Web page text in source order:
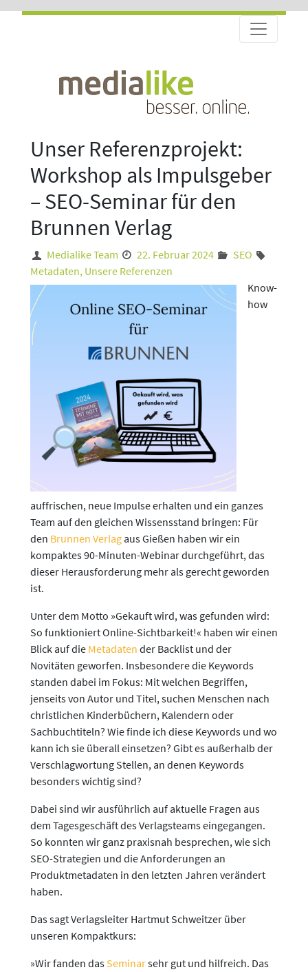
Unser Referenzprojekt:
Workshop als Impulsgeber
– SEO-Seminar für den
Brunnen Verlag
Medialike Team 22. Februar 2024
SEO
Metadaten, Unsere Referenzen
Know-
how
auffrischen, neue Impulse erhalten und ein ganzes
Team auf den gleichen Wissensstand bringen: Für
den Brunnen Verlag aus Gießen haben wir ein
kompaktes 90-Minuten-Webinar durchgeführt, das
dieser Herausforderung mehr als gerecht geworden
ist.
Unter dem Motto »Gekauft wird, was gefunden wird:
So funktioniert Online-Sichtbarkeit!« haben wir einen
Blick auf die Metadaten der Backlist und der
Novitäten geworfen. Insbesondere die Keywords
standen dabei im Fokus: Mit welchen Begriffen,
jenseits von Autor und Titel, suchen Menschen nach
christlichen Kinderbüchern, Kalendern oder
Sachbuchtiteln? Wie finde ich diese Keywords und wo
kann ich sie überall einsetzen? Gibt es außerhalb der
Verschlagwortung Stellen, an denen Keywords
besonders wichtig sind?
Dabei sind wir ausführlich auf aktuelle Fragen aus
dem Tagesgeschäft des Verlagsteams eingegangen.
So konnten wir ganz praxisnah besprechen, wie sich
SEO-Strategien und die Anforderungen an
Produktmetadaten in den letzten Jahren verändert
haben.
Das sagt Verlagsleiter Hartmut Schweitzer über
unseren Kompaktkurs:
»Wir fanden das Seminarsehr gut und hilfreich. Das